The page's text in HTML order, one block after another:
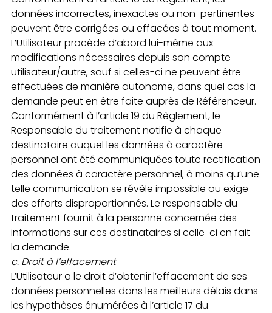
données incorrectes, inexactes ou non-pertinentes
peuvent être corrigées ou effacées à tout moment.
L’Utilisateur procède d’abord lui-même aux
modifications nécessaires depuis son compte
utilisateur/autre, sauf si celles-ci ne peuvent être
effectuées de manière autonome, dans quel cas la
demande peut en être faite auprès de Référenceur.
Conformément à l’article 19 du Règlement, le
Responsable du traitement notifie à chaque
destinataire auquel les données à caractère
personnel ont été communiquées toute rectification
des données à caractère personnel, à moins qu’une
telle communication se révèle impossible ou exige
des efforts disproportionnés. Le responsable du
traitement fournit à la personne concernée des
informations sur ces destinataires si celle-ci en fait
la demande.
c. Droit à l’effacement
L’Utilisateur a le droit d’obtenir l’effacement de ses
données personnelles dans les meilleurs délais dans
les hypothèses énumérées à l’article 17 du